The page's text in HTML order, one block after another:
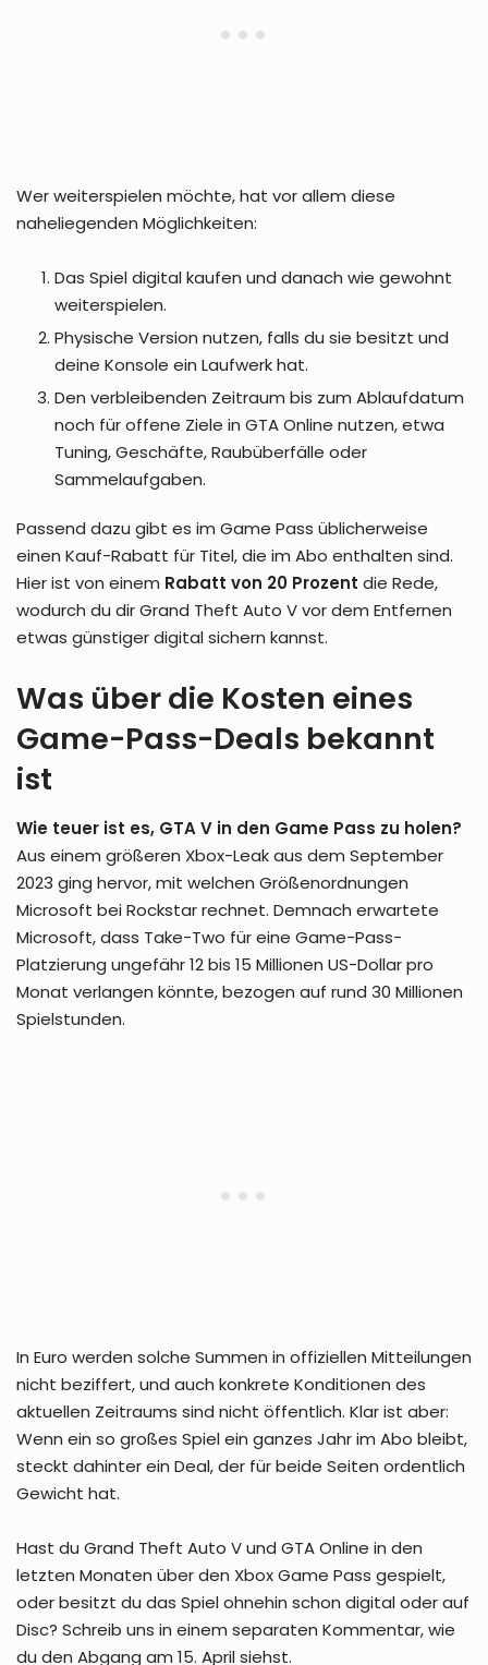
Wer weiterspielen möchte, hat vor allem diese
naheliegenden Möglichkeiten:
Das Spiel digital kaufen und danach wie gewohnt
weiterspielen.
Physische Version nutzen, falls du sie besitzt und
deine Konsole ein Laufwerk hat.
Den verbleibenden Zeitraum bis zum Ablaufdatum
noch für offene Ziele in GTA Online nutzen, etwa
Tuning, Geschäfte, Raubüberfälle oder
Sammelaufgaben.
Passend dazu gibt es im Game Pass üblicherweise
einen Kauf-Rabatt für Titel, die im Abo enthalten sind.
Hier ist von einem Rabatt von 20 Prozent die Rede,
wodurch du dir Grand Theft Auto V vor dem Entfernen
etwas günstiger digital sichern kannst.
Was über die Kosten eines
Game-Pass-Deals bekannt
ist
Wie teuer ist es, GTA V in den Game Pass zu holen?
Aus einem größeren Xbox-Leak aus dem September
2023 ging hervor, mit welchen Größenordnungen
Microsoft bei Rockstar rechnet. Demnach erwartete
Microsoft, dass Take-Two für eine Game-Pass-
Platzierung ungefähr 12 bis 15 Millionen US-Dollar pro
Monat verlangen könnte, bezogen auf rund 30 Millionen
Spielstunden.
In Euro werden solche Summen in offiziellen Mitteilungen
nicht beziffert, und auch konkrete Konditionen des
aktuellen Zeitraums sind nicht öffentlich. Klar ist aber:
Wenn ein so großes Spiel ein ganzes Jahr im Abo bleibt,
steckt dahinter ein Deal, der für beide Seiten ordentlich
Gewicht hat.
Hast du Grand Theft Auto V und GTA Online in den
letzten Monaten über den Xbox Game Pass gespielt,
oder besitzt du das Spiel ohnehin schon digital oder auf
Disc? Schreib uns in einem separaten Kommentar, wie
du den Abgang am 15. April siehst.